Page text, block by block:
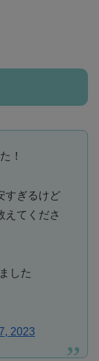
！
すぎるけど
えてくださ
した
2023